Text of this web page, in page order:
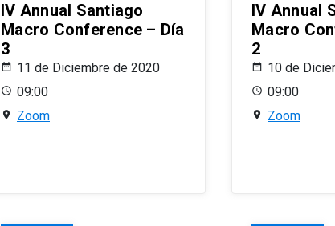
IV Annual Santiago
Macro Conference – Día
3
11 de Diciembre de 2020
09:00
Zoom
IV Annual
Macro
2
10 de
09:00
Zoom